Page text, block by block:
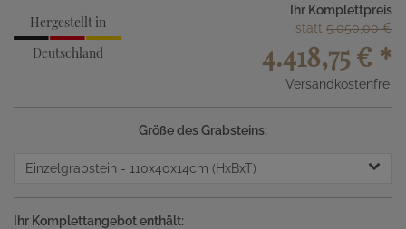
Hergestellt in
Deutschland
Ihr Komplettpreis
statt 5.050,00 €
4.418,75 € *
Versandkostenfrei
Größe des Grabsteins:
Einzelgrabstein - 110x40x14cm (HxBxT)
Ihr Komplettangebot enthält: